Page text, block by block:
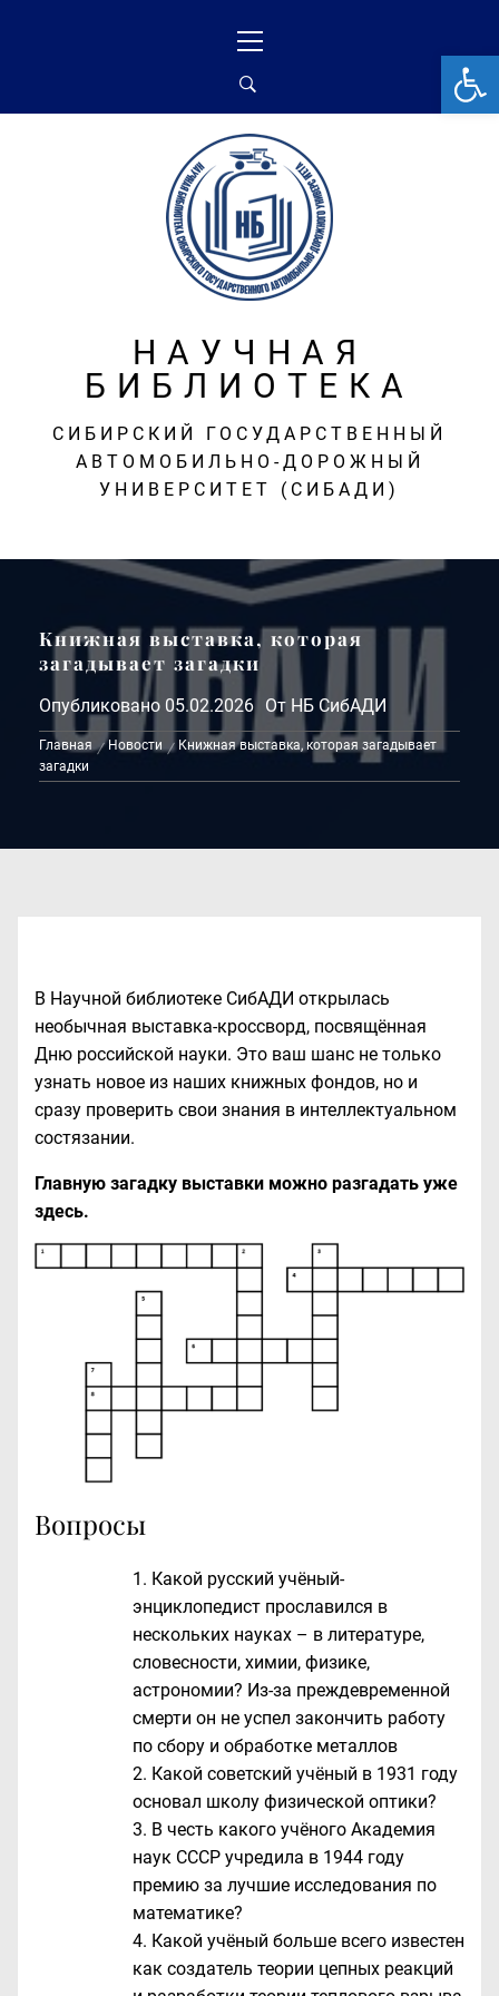
меню
НАУЧНАЯ
БИБЛИОТЕКА
СИБИРСКИЙ ГОСУДАРСТВЕННЫЙ
АВТОМОБИЛЬНО-ДОРОЖНЫЙ
УНИВЕРСИТЕТ (СИБАДИ)
Книжная выставка, которая
загадывает загадки
Опубликовано 05.02.2026 От НБ СибАДИ
Главная Новости
Книжная выставка, которая загадывает
загадки
В Научной библиотеке СибАДИ открылась
необычная выставка-кроссворд, посвящённая
Дню российской науки. Это ваш шанс не только
узнать новое из наших книжных фондов, но и
сразу проверить свои знания в интеллектуальном
состязании.
Главную загадку выставки можно разгадать уже
здесь.
Вопросы
Какой русский учёный-
энциклопедист прославился в
нескольких науках – в литературе,
словесности, химии, физике,
астрономии? Из-за преждевременной
смерти он не успел закончить работу
по сбору и обработке металлов
Какой советский учёный в 1931 году
основал школу физической оптики?
В честь какого учёного Академия
наук СССР учредила в 1944 году
премию за лучшие исследования по
математике?
Какой учёный больше всего известен
как создатель теории цепных реакций